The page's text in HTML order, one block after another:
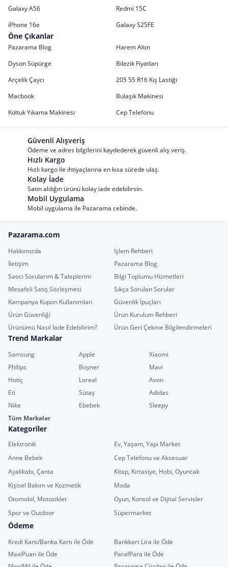
Galaxy A56
Redmi 15C
iPhone 16e
Galaxy S25FE
Öne Çıkanlar
Pazarama Blog
Harem Altın
Dyson Süpürge
Bilezik Fiyatları
Arçelik Çaycı
205 55 R16 Kış Lastiği
Macbook
Bulaşık Makinesi
Koltuk Yıkama Makinesi
Cep Telefonu
Güvenli Alışveriş
Ödeme ve adres bilgilerini kaydederek güvenli alış veriş.
Hızlı Kargo
Hızlı kargo ile ihtiyaçlarına en kısa sürede ulaş.
Kolay İade
Satın aldığın ürünü kolay iade edebilirsin.
Mobil Uygulama
Mobil uygulama ile Pazarama cebinde.
Pazarama.com
Hakkımızda
İşlem Rehberi
İletişim
Pazarama Blog
Satıcı Sorularım & Taleplerim
Bilgi Toplumu Hizmetleri
Mesafeli Satış Sözleşmesi
Sıkça Sorulan Sorular
Kampanya Kupon Kullanımları
Güvenlik İpuçları
Ürün Güvenliği
Ürün Kurulum Rehberi
Ürünümü Nasıl İade Edebilirim?
Ürün Geri Çekme Bilgilendirmeleri
Trend Markalar
Samsung Apple
Xiaomi
Philips
Boyner
Mavi
Hotiç
Loreal
Avon
Eti
Sütaş
Adidas
Nike
Ebebek
Sleepy
Tüm Markalar
Kategoriler
Elektronik
Ev, Yaşam, Yapı Market
Anne Bebek
Cep Telefonu ve Aksesuar
Ayakkabı, Çanta
Kitap, Kırtasiye, Hobi, Oyuncak
Kişisel Bakım ve Kozmetik
Moda
Otomobil, Motosiklet
Oyun, Konsol ve Dijital Servisler
Spor ve Outdoor
Süpermarket
Ödeme
Kredi Kartı/Banka Kartı ile Öde
Bankkart Lira ile Öde
MaxiPuan ile Öde
ParafPara ile Öde